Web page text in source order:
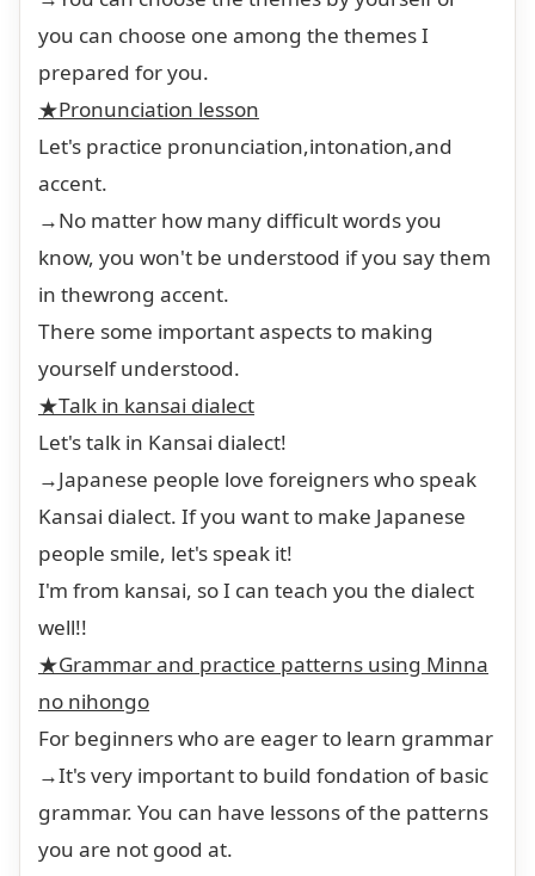
you can choose one among the themes I
prepared for you.
★Pronunciation lesson
Let's practice pronunciation,intonation,and
accent.
→No matter how many difficult words you
know, you won't be understood if you say them
in thewrong accent.
There some important aspects to making
yourself understood.
★Talk in kansai dialect
Let's talk in Kansai dialect!
→Japanese people love foreigners who speak
Kansai dialect. If you want to make Japanese
people smile, let's speak it!
I'm from kansai, so I can teach you the dialect
well!!
★Grammar and practice patterns using Minna
no nihongo
For beginners who are eager to learn grammar
→It's very important to build fondation of basic
grammar. You can have lessons of the patterns
you are not good at.